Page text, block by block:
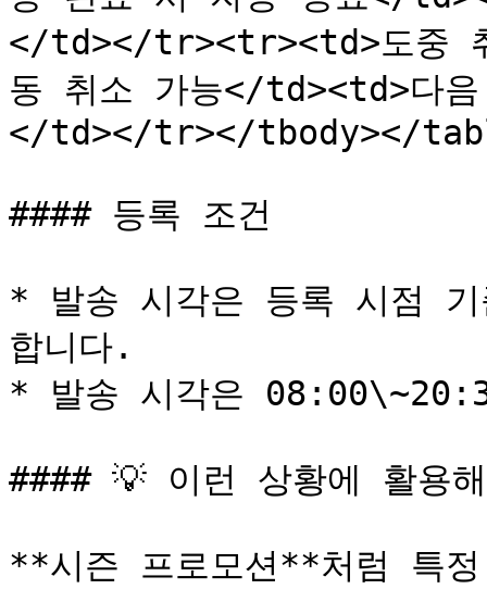
</td></tr><tr><td>도중
동 취소 가능</td><td>다
</td></tr></tbody></
#### 등록 조건
* 발송 시각은 등록 시점
합니다.
* 발송 시각은
#### 💡 이런 상황에 활용
**시즌 프로모션**처럼 특